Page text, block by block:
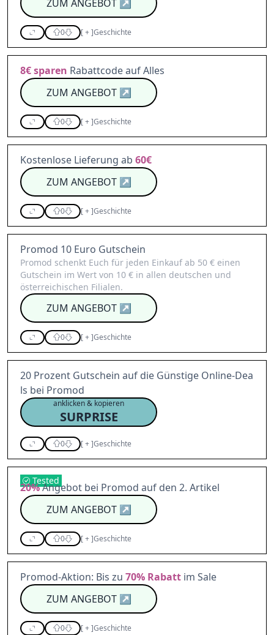
ZUM ANGEBOT↗
0 [+]Geschichte
8€sparen Rabattcode auf Alles
ZUM ANGEBOT↗
0 [+]Geschichte
Kostenlose Lieferung ab 60€
ZUM ANGEBOT↗
0 [+]Geschichte
Promod 10 Euro Gutschein
Promod schenkt Euch für jeden Einkauf ab 50 € einen
Gutschein im Wert von 10 € in allen deutschen und
österreichischen Filialen.
ZUM ANGEBOT↗
0 [+]Geschichte
20 Prozent Gutschein auf die Günstige Online-Dea
ls bei Promod
anklicken & kopieren
SURPRISE
0 [+]Geschichte
Tested
20%Angebot bei Promod auf den 2. Artikel
ZUM ANGEBOT↗
0 [+]Geschichte
Promod-Aktion: Bis zu 70% Rabatt im Sale
ZUM ANGEBOT↗
0 [+]Geschichte